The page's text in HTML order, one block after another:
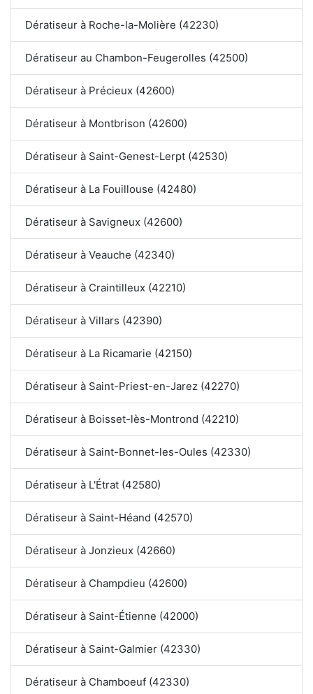
Dératiseur à Roche-la-Molière (42230)
Dératiseur au Chambon-Feugerolles (42500)
Dératiseur à Précieux (42600)
Dératiseur à Montbrison (42600)
Dératiseur à Saint-Genest-Lerpt (42530)
Dératiseur à La Fouillouse (42480)
Dératiseur à Savigneux (42600)
Dératiseur à Veauche (42340)
Dératiseur à Craintilleux (42210)
Dératiseur à Villars (42390)
Dératiseur à La Ricamarie (42150)
Dératiseur à Saint-Priest-en-Jarez (42270)
Dératiseur à Boisset-lès-Montrond (42210)
Dératiseur à Saint-Bonnet-les-Oules (42330)
Dératiseur à L'Étrat (42580)
Dératiseur à Saint-Héand (42570)
Dératiseur à Jonzieux (42660)
Dératiseur à Champdieu (42600)
Dératiseur à Saint-Étienne (42000)
Dératiseur à Saint-Galmier (42330)
Dératiseur à Chamboeuf (42330)